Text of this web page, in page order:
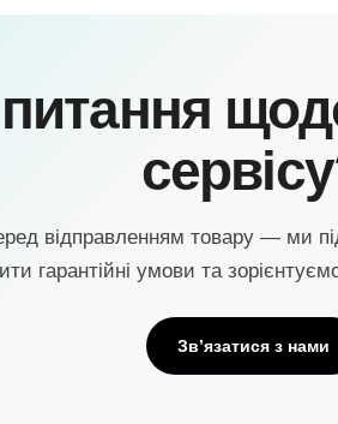
відправленням товару — ми
гарантійні умови та
Зв’язатися з нами